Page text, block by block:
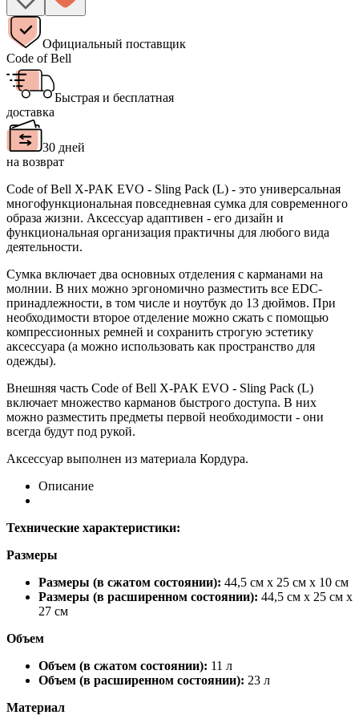
Официальный поставщик
Code of Bell
Быстрая и бесплатная
доставка
30 дней
на возврат
Code of Bell X-PAK EVO - Sling Pack (L) - это универсальная
многофункциональная повседневная сумка для современного
образа жизни. Аксессуар адаптивен - его дизайн и
функциональная организация практичны для любого вида
деятельности.
Сумка включает два основных отделения с карманами на
молнии. В них можно эргономично разместить все EDC-
принадлежности, в том числе и ноутбук до 13 дюймов. При
необходимости второе отделение можно сжать с помощью
компрессионных ремней и сохранить строгую эстетику
аксессуара (а можно использовать как пространство для
одежды).
Внешняя часть Code of Bell X-PAK EVO - Sling Pack (L)
включает множество карманов быстрого доступа. В них
можно разместить предметы первой необходимости - они
всегда будут под рукой.
Аксессуар выполнен из материала Кордура.
Описание
Технические характеристики:
Размеры
Размеры (в сжатом состоянии): 44,5 см х 25 см х 10 см
Размеры (в расширенном состоянии): 44,5 см х 25 см х
27 см
Объем
Объем (в сжатом состоянии): 11 л
Объем (в расширенном состоянии): 23 л
Материал